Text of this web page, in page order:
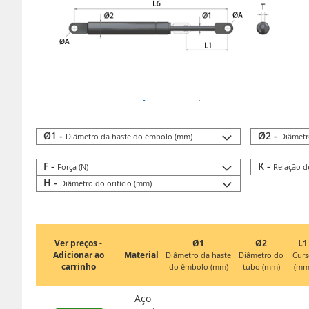
Ir para informações técnicas
Ø1 - Diâmetro da haste do êmbolo (mm) Ø2 -
F - Força (N) K - Relação
H - Diâmetro do orifício (mm)
Ver preços -
Adicionar ao
carrinho
Material
Ø1
Diâmetro da haste
do êmbolo (mm)
Ø2
Diâmetro do
tubo (mm)
L1
Aço